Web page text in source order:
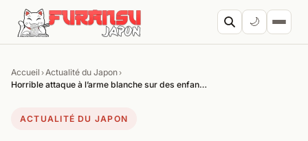
Aller au contenu
🌙
Accueil ›Actualité du Japon›
Horrible attaque à l’arme blanche sur des enfan…
ACTUALITÉ DU JAPON